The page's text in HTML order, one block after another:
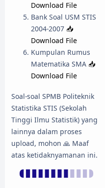
Download File
Bank Soal USM STIS
2004-2007 📥
Download File
Kumpulan Rumus
Matematika SMA 📥
Download File
Soal-soal SPMB Politeknik
Statistika STIS (Sekolah
Tinggi Ilmu Statistik) yang
lainnya dalam proses
upload, mohon 🙏 Maaf
atas ketidaknyamanan ini.